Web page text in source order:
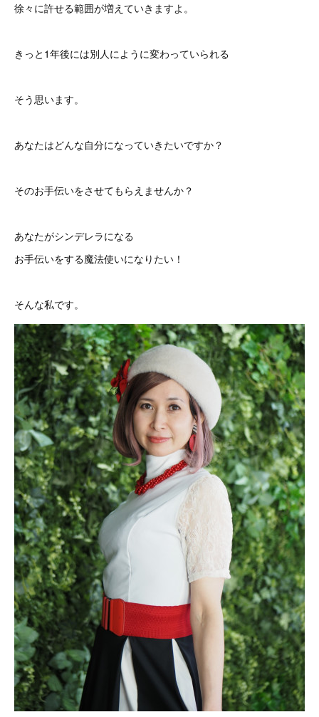
徐々に許せる範囲が増えていきますよ。
きっと1年後には別人にように変わっていられる
そう思います。
あなたはどんな自分になっていきたいですか？
そのお手伝いをさせてもらえませんか？
あなたがシンデレラになる
お手伝いをする魔法使いになりたい！
そんな私です。